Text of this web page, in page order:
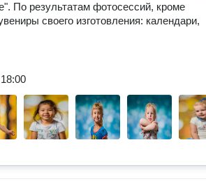
По результатам фотосессий, кроме
своего изготовления: календари,